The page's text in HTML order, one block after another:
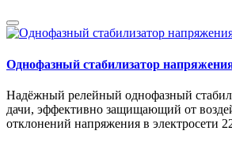
Однофазный стабилизатор
Надёжный релейный однофазный
дачи, эффективно защищающий от
отклонений напряжения в электросети